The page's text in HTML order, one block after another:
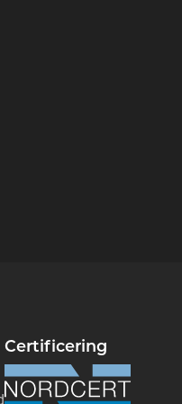
Certificering